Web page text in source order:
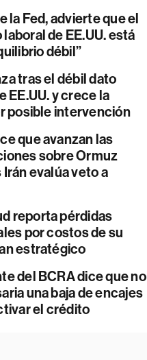
la Fed, advierte que el
de EE.UU. está
débil”
tras el débil dato
EE.UU. y crece la
posible intervención
que avanzan las
sobre Ormuz
evalúa veto a
reporta pérdidas
por costos de su
estratégico
del BCRA dice que no
una baja de encajes
el crédito